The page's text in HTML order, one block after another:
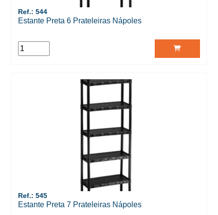
Ref.: 544
Estante Preta 6 Prateleiras Nápoles
Ref.: 545
Estante Preta 7 Prateleiras Nápoles